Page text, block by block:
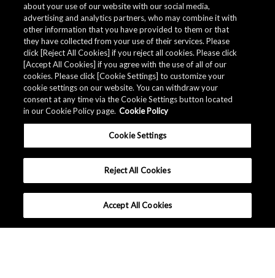
about your use of our website with our social media,
advertising and analytics partners, who may combine it with
other information that you have provided to them or that
they have collected from your use of their services. Please
click [Reject All Cookies] if you reject all cookies. Please click
[Accept All Cookies] if you agree with the use of all of our
cookies. Please click [Cookie Settings] to customize your
cookie settings on our website. You can withdraw your
consent at any time via the Cookie Settings button located
in our Cookie Policy page. Cookie Policy
Cookie Settings
Reject All Cookies
Accept All Cookies